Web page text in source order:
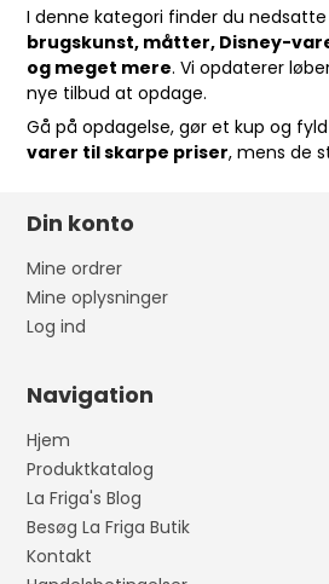
I denne kategori finder du
brugskunst, måtter, Disney-
og meget mere. Vi opdaterer
nye tilbud at opdage.
Gå på opdagelse, gør et kup og
varer til skarpe priser, mens de
Din konto
Mine ordrer
Mine oplysninger
Log ind
Navigation
Hjem
Produktkatalog
La Friga's Blog
Besøg La Friga Butik
Kontakt